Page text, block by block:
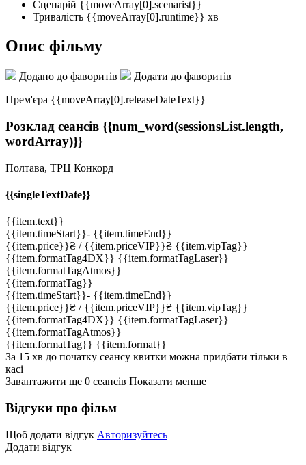
Сценарій {{moveArray[0].scenarist}}
Тривалість {{moveArray[0].runtime}} хв
Опис фільму
Додано до фаворитів
Додати до фаворитів
Прем'єра {{moveArray[0].releaseDateText}}
Розклад сеансів {{num_word(sessionsList.length,
wordArray)}}
Полтава, ТРЦ Конкорд
{{singleTextDate}}
{{item.text}}
{{item.timeStart}}- {{item.timeEnd}}
{{item.price}}₴ / {{item.priceVIP}}₴ {{item.vipTag}}
{{item.formatTag4DX}} {{item.formatTagLaser}}
{{item.formatTagAtmos}}
{{item.formatTag}}
{{item.timeStart}}- {{item.timeEnd}}
{{item.price}}₴ / {{item.priceVIP}}₴ {{item.vipTag}}
{{item.formatTag4DX}} {{item.formatTagLaser}}
{{item.formatTagAtmos}}
{{item.formatTag}} {{item.format}}
За 15 хв до початку сеансу квитки можна придбати тільки в
касі
Завантажити ще 0 cеансів Показати менше
Відгуки про фільм
Щоб додати відгук Авторизуйтесь
Додати відгук